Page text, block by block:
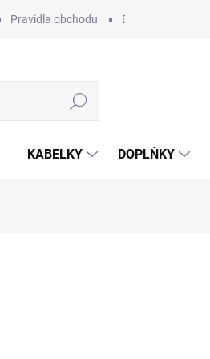
Pravidla obchodu Dodací podmínky
Hledat
KABELKY DOPLŇKY